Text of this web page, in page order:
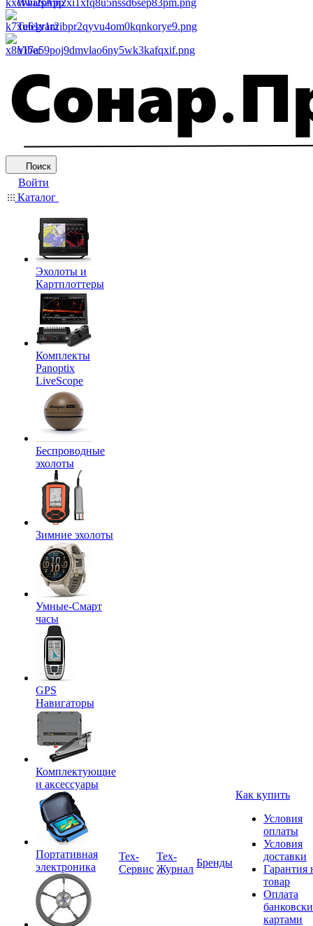
WhatsApp
Telegram
Viber
Поиск
Войти
Каталог
Эхолоты и
Картплоттеры
Комплекты
Panoptix
LiveScope
Беспроводные
эхолоты
Зимние эхолоты
Умные-Смарт
часы
GPS
Навигаторы
Комплектующие
и аксессуары
Портативная
электроника
Tex-
Сервис
Тех-
Журнал
Бренды
Как купить
Условия
оплаты
Условия
доставки
Гарантия
товар
Оплата
картами